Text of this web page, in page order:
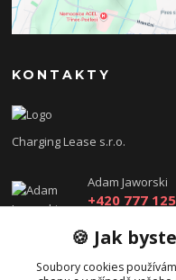
KONTAKTY
Charging Lease s.r.o.
Adam Jaworski
+420 777
🍪 Jak
Soubory cookies